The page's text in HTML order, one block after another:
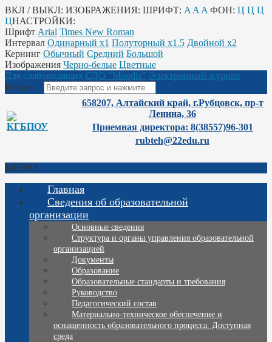
ВКЛ / ВЫКЛ: ИЗОБРАЖЕНИЯ: ШРИФТ: A A A ФОН: Ц Ц Ц
ЦНАСТРОЙКИ:
Шрифт Arial Times New Roman
Интервал Одинарный х1 Полуторный х1.5 Двойной х2
Кернинг Обычный Средний Большой
Изображения Черно-белые Цветные
Для слабовидящих СДО "Moodle" Электронный журнал
Искать...
658207, Алтайский край, г.Рубцовск, пр-т
Ленина, 36
Приемная директора: 8(38557)96-301
rubteh@22edu.ru
МЕНЮ
Главная
Сведения об образовательной
организации
Основные сведения
Структура и органы управления образовательной
организацией
Документы
Образование
Образовательные стандарты и требования
Руководство
Педагогический состав
Материально-техническое обеспечение и
оснащенность образовательного процесса. Доступная
среда